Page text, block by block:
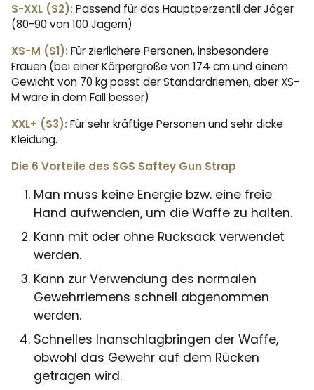
S-XXL (S2): Passend für das Hauptperzentil der Jäger
(80-90 von 100 Jägern)
XS-M (S1): Für zierlichere Personen, insbesondere
Frauen (bei einer Körpergröße von 174 cm und einem
Gewicht von 70 kg passt der Standardriemen, aber XS-
M wäre in dem Fall besser)
XXL+ (S3): Für sehr kräftige Personen und sehr dicke
Kleidung.
Die 6 Vorteile des SGS Saftey Gun Strap
Man muss keine Energie bzw. eine freie
Hand aufwenden, um die Waffe zu halten.
Kann mit oder ohne Rucksack verwendet
werden.
Kann zur Verwendung des normalen
Gewehrriemens schnell abgenommen
werden.
Schnelles Inanschlagbringen der Waffe,
obwohl das Gewehr auf dem Rücken
getragen wird.